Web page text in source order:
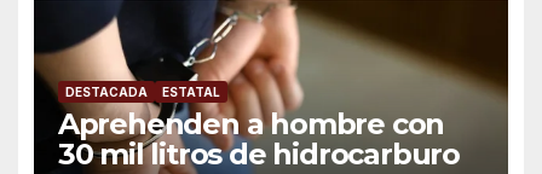
DESTACADA ESTATAL
Aprehenden a hombre con
30 mil litros de hidrocarburo